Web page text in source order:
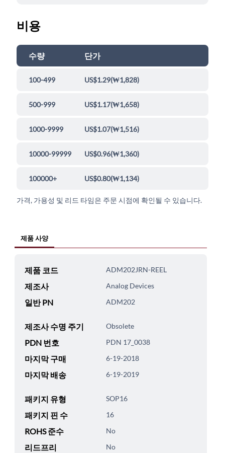
비용
수량 단가
100-499 US$1.29(₩1,828)
500-999 US$1.17(₩1,658)
1000-9999 US$1.07(₩1,516)
10000-99999 US$0.96(₩1,360)
100000+ US$0.80(₩1,134)
가격, 가용성 및 리드 타임은 주문 시점에 확인될 수 있습니다.
제품 사양
제품 코드 ADM202JRN-REEL
제조사 Analog Devices
일반 PN ADM202
제조사 수명 주기 Obsolete
PDN 번호 PDN 17_0038
마지막 구매 6-19-2018
마지막 배송 6-19-2019
패키지 유형 SOP16
패키지 핀 수 16
ROHS 준수 No
리드프리 No